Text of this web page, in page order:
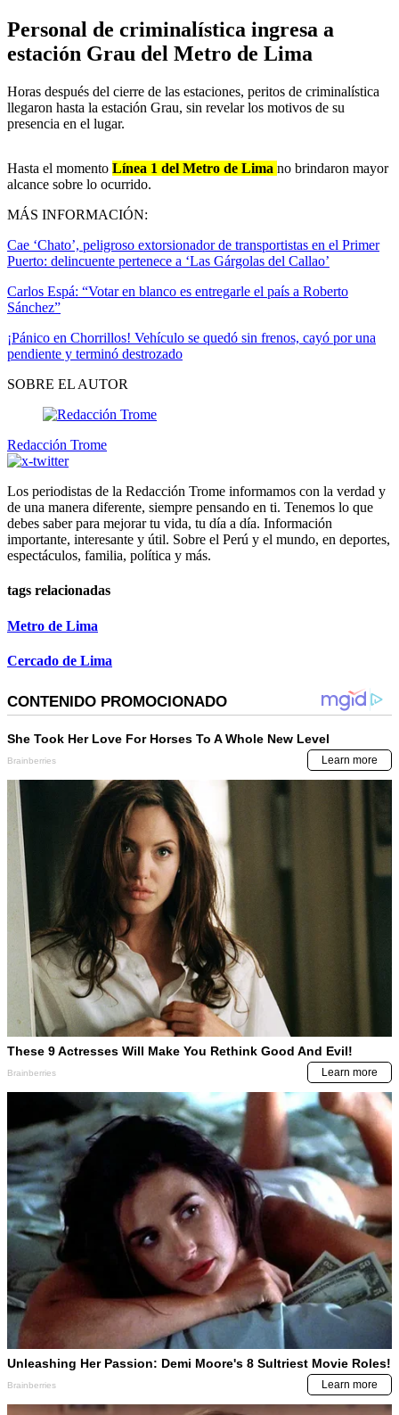
Personal de criminalística ingresa a
estación Grau del Metro de Lima
Horas después del cierre de las estaciones, peritos de criminalística
llegaron hasta la estación Grau, sin revelar los motivos de su
presencia en el lugar.
Hasta el momento Línea 1 del Metro de Lima no brindaron mayor
alcance sobre lo ocurrido.
MÁS INFORMACIÓN:
Cae ‘Chato’, peligroso extorsionador de transportistas en el Primer
Puerto: delincuente pertenece a ‘Las Gárgolas del Callao’
Carlos Espá: “Votar en blanco es entregarle el país a Roberto
Sánchez”
¡Pánico en Chorrillos! Vehículo se quedó sin frenos, cayó por una
pendiente y terminó destrozado
SOBRE EL AUTOR
Redacción Trome
Los periodistas de la Redacción Trome informamos con la verdad y
de una manera diferente, siempre pensando en ti. Tenemos lo que
debes saber para mejorar tu vida, tu día a día. Información
importante, interesante y útil. Sobre el Perú y el mundo, en deportes,
espectáculos, familia, política y más.
tags relacionadas
Metro de Lima
Cercado de Lima